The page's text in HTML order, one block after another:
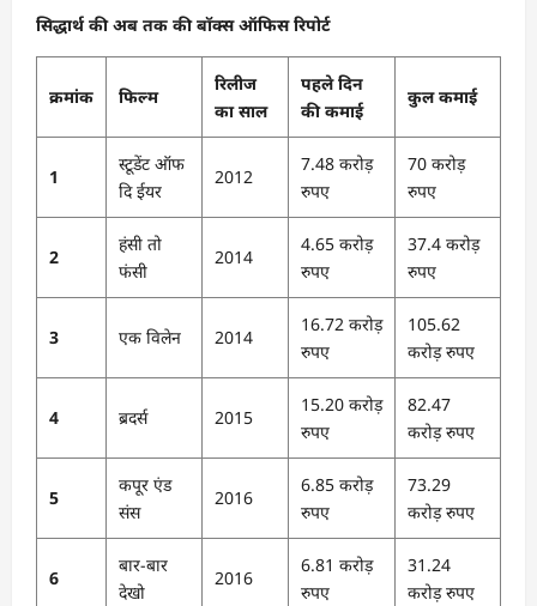
सिद्धार्थ की अब तक की बॉक्स ऑफिस रिपोर्ट
क्रमांक फिल्म
रिलीज
का साल
पहले दिन
की कमाई
कुल कमाई
1
स्टूडेंट ऑफ
दि ईयर
2012
7.48 करोड़
रुपए
70 करोड़
रुपए
2
हंसी तो
फंसी
2014
4.65 करोड़
रुपए
37.4 करोड़
रुपए
3 एक विलेन 2014
16.72 करोड़
रुपए
105.62
करोड़ रुपए
4 ब्रदर्स 2015
15.20 करोड़
रुपए
82.47
करोड़ रुपए
5
कपूर एंड
संस
2016
6.85 करोड़
रुपए
73.29
करोड़ रुपए
6
बार-बार
देखो
2016
6.81 करोड़
रुपए
31.24
करोड़ रुपए